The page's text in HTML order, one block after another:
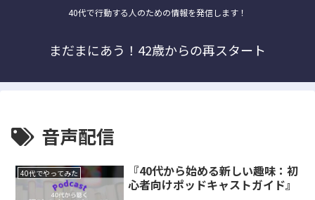
40代で行動する人のための情報を発信します！
まだまにあう！42歳からの再スタート
音声配信
40代でやってみた
『40代から始める新しい趣味：初
心者向けポッドキャストガイド』